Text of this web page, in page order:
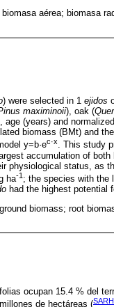
aérea; biomasa
) were selected in 1 ejidos
maximinoii), oak (
age (years) and
biomass (BMt) and
y=b·ec·x. This study
accumulation of
physiological status, as
ha-1 ; the species with the
had the highest potential
biomass; root
ocupan 15.4 % del
de hectáreas (